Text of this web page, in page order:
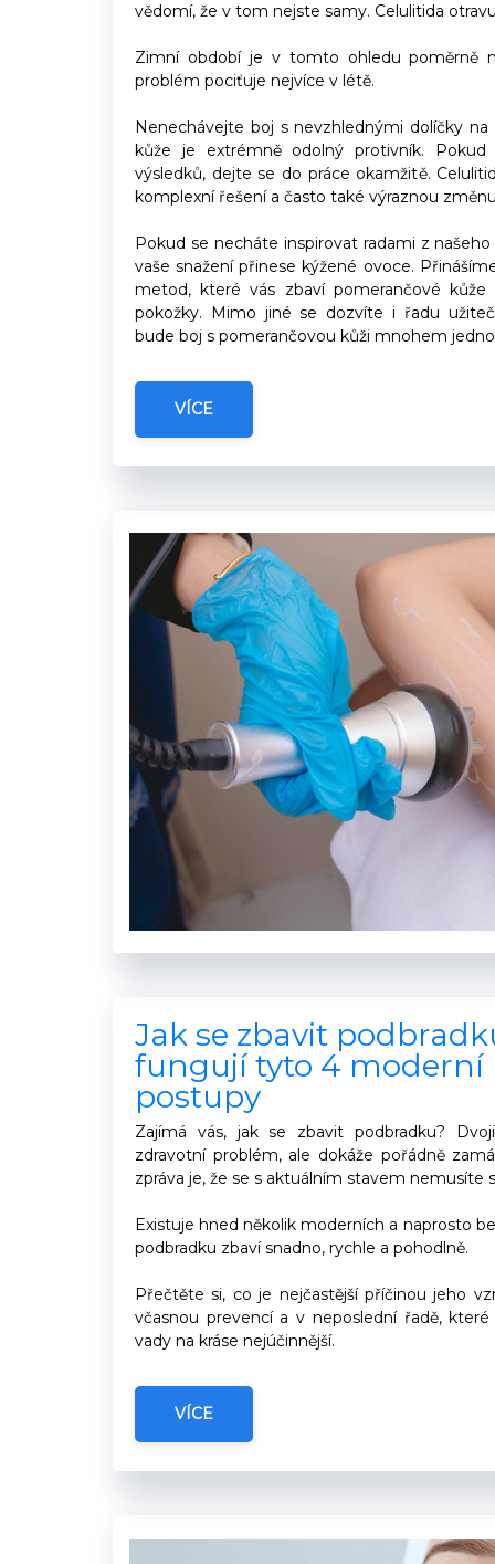
vědomí, že v tom nejste samy. Celulitida
Zimní období je v tomto ohledu poměrně
problém pociťuje nejvíce v létě.
Nenechávejte boj s nevzhlednými dolíčky na
kůže je extrémně odolný protivník. Pokud
výsledků, dejte se do práce okamžitě.
komplexní řešení a často také výraznou
Pokud se necháte inspirovat radami z
vaše snažení přinese kýžené ovoce.
metod, které vás zbaví pomerančové kůže
pokožky. Mimo jiné se dozvíte i řadu
bude boj s pomerančovou kůži mnohem
VÍCE
Jak se zbavit
fungují tyto 4 moderní
postupy
Zajímá vás, jak se zbavit podbradku?
zdravotní problém, ale dokáže pořádně
zpráva je, že se s aktuálním stavem nemusíte
Existuje hned několik moderních a naprosto
podbradku zbaví snadno, rychle a pohodlně.
Přečtěte si, co je nejčastější příčinou jeho
včasnou prevencí a v neposlední řadě,
vady na kráse nejúčinnější.
VÍCE